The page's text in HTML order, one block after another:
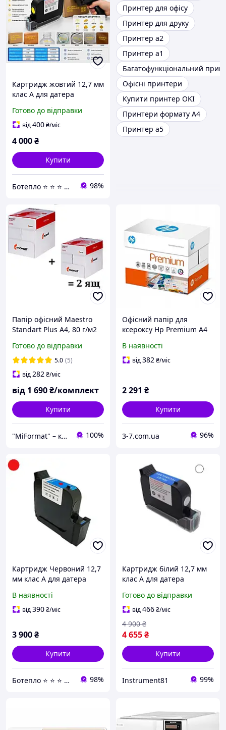
Картридж жовтий 12,7 мм
клас А для датера
принтера ручного
сольвента
Готово до відправки
від400₴/міс
4 000₴
Купити
Ботепло ⭐️ ⭐️ ⭐️ ⭐️ ⭐️ 98%
Принтер для офісу
Принтер для друку
Принтер а2
Принтер а1
Багатофункціональний
Офісні принтери
Купити принтер OKI
Принтери формату А4
Принтер а5
Папір офісний Maestro
Standart Plus A4, 80 г/м2
ящика
Готово до відправки
5.0 (5)
від282₴/міс
від 1 690₴/комплект
Купити
"MiFormat" – канцелярія для офісу та школи, упаковочні матеріали! 100%
Офісний папір для
ксероксу Hp Premium A4
2500 аркушів
В наявності
від382₴/міс
2 291 ₴
Купити
3-7.com.ua 96%
Картридж Червоний 12,7
мм клас А для датера
ручного сольвента
В наявності
від390₴/міс
3 900₴
Купити
Ботепло ⭐️ ⭐️ ⭐️ ⭐️ ⭐️ 98%
Картридж білий 12,7 мм
клас А для датера
ручного сольвента Білий
Готово до відправки
від466₴/міс
4 655₴
4 900 ₴
Купити
Instrument81 99%